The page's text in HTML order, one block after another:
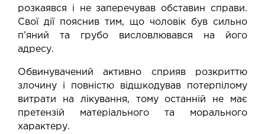
розкаявся і не заперечував обставин справи.
Свої дії пояснив тим, що чоловік був сильно
п’яний та грубо висловлювався на його
адресу.
Обвинувачений активно сприяв розкриттю
злочину і повністю відшкодував потерпілому
витрати на лікування, тому останній не має
претензій матеріального та морального
характеру.